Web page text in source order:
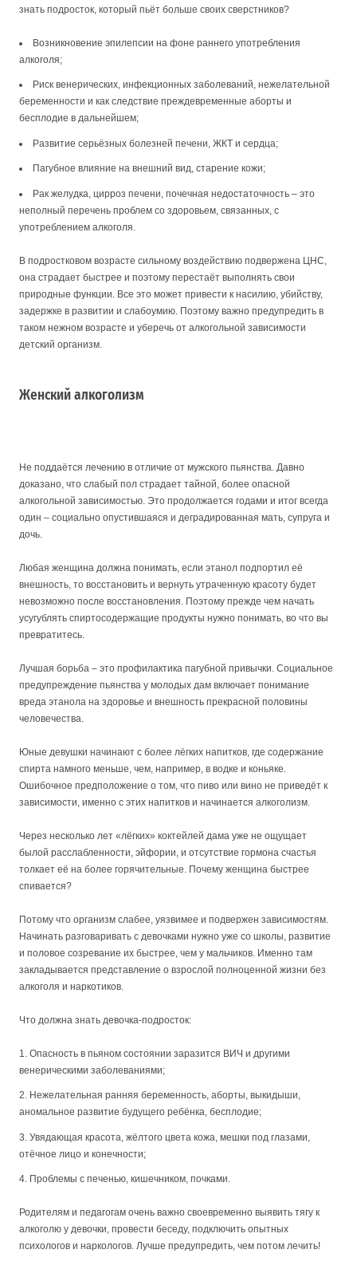
знать подросток, который пьёт больше своих сверстников?
Возникновение эпилепсии на фоне раннего употребления
алкоголя;
Риск венерических, инфекционных заболеваний, нежелательной
беременности и как следствие преждевременные аборты и
бесплодие в дальнейшем;
Развитие серьёзных болезней печени, ЖКТ и сердца;
Пагубное влияние на внешний вид, старение кожи;
Рак желудка, цирроз печени, почечная недостаточность – это
неполный перечень проблем со здоровьем, связанных, с
употреблением алкоголя.
В подростковом возрасте сильному воздействию подвержена ЦНС,
она страдает быстрее и поэтому перестаёт выполнять свои
природные функции. Все это может привести к насилию, убийству,
задержке в развитии и слабоумию. Поэтому важно предупредить в
таком нежном возрасте и уберечь от алкогольной зависимости
детский организм.
Женский алкоголизм
Не поддаётся лечению в отличие от мужского пьянства. Давно
доказано, что слабый пол страдает тайной, более опасной
алкогольной зависимостью. Это продолжается годами и итог всегда
один – социально опустившаяся и деградированная мать, супруга и
дочь.
Любая женщина должна понимать, если этанол подпортил её
внешность, то восстановить и вернуть утраченную красоту будет
невозможно после восстановления. Поэтому прежде чем начать
усугублять спиртосодержащие продукты нужно понимать, во что вы
превратитесь.
Лучшая борьба – это профилактика пагубной привычки. Социальное
предупреждение пьянства у молодых дам включает понимание
вреда этанола на здоровье и внешность прекрасной половины
человечества.
Юные девушки начинают с более лёгких напитков, где содержание
спирта намного меньше, чем, например, в водке и коньяке.
Ошибочное предположение о том, что пиво или вино не приведёт к
зависимости, именно с этих напитков и начинается алкоголизм.
Через несколько лет «лёгких» коктейлей дама уже не ощущает
былой расслабленности, эйфории, и отсутствие гормона счастья
толкает её на более горячительные. Почему женщина быстрее
спивается?
Потому что организм слабее, уязвимее и подвержен зависимостям.
Начинать разговаривать с девочками нужно уже со школы, развитие
и половое созревание их быстрее, чем у мальчиков. Именно там
закладывается представление о взрослой полноценной жизни без
алкоголя и наркотиков.
Что должна знать девочка-подросток:
Опасность в пьяном состоянии заразится ВИЧ и другими
венерическими заболеваниями;
Нежелательная ранняя беременность, аборты, выкидыши,
аномальное развитие будущего ребёнка, бесплодие;
Увядающая красота, жёлтого цвета кожа, мешки под глазами,
отёчное лицо и конечности;
Проблемы с печенью, кишечником, почками.
Родителям и педагогам очень важно своевременно выявить тягу к
алкоголю у девочки, провести беседу, подключить опытных
психологов и наркологов. Лучше предупредить, чем потом лечить!